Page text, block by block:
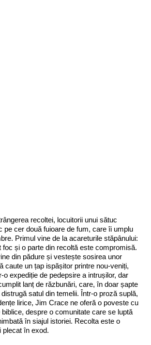
recoltei, locuitorii unui sătuc
pe cer două fuioare de fum, care îi umplu
Primul vine de la acareturile stăpânului:
foc și o parte din recoltă este compromisă.
din pădure și vestește sosirea unor
caute un țap ispășitor printre nou-veniți,
o expediție de pedepsire a intrușilor, dar
lanț de răzbunări, care, în doar șapte
satul din temelii. Într-o proză suplă,
lirice, Jim Crace ne oferă o poveste cu
despre o comunitate care se luptă
în siajul istoriei. Recolta este o
plecat în exod.